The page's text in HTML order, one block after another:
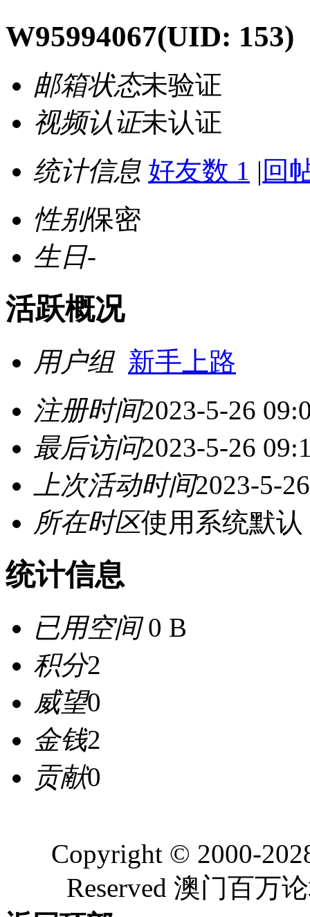
W95994067(UID: 153)
邮箱状态未验证
视频认证未认证
统计信息 好友数 1 | 回
性别保密
生日-
活跃概况
用户组 新手上路
注册时间2023-5-26
最后访问2023-5-26
上次活动时间2023-5-
所在时区使用系统默认
统计信息
已用空间0 B
积分2
威望0
金钱2
贡献0
Copyright © 2000-
Reserved 澳门百万